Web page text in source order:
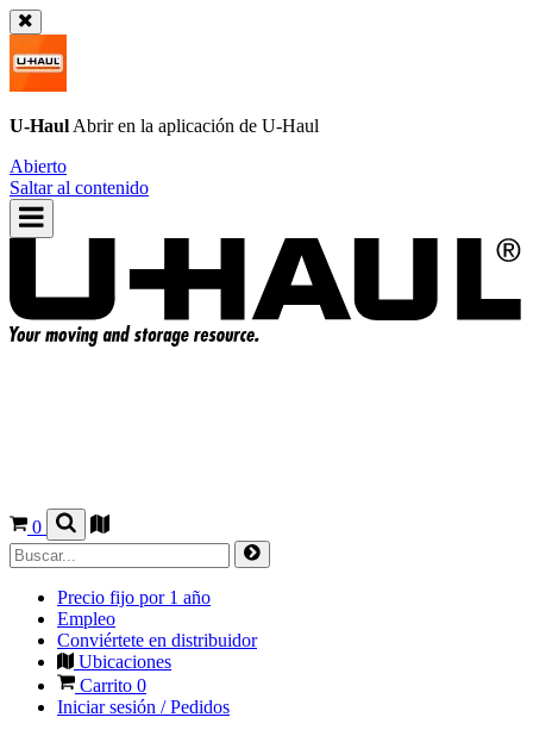
U-Haul Abrir en la aplicación de U-Haul
Abierto
Saltar al contenido
0
Precio fijo por 1 año
Empleo
Conviértete en distribuidor
Ubicaciones
Carrito 0
Iniciar sesión / Pedidos